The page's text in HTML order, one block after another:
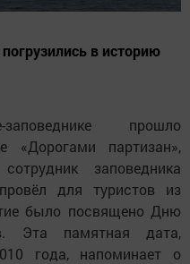
в историю
прошло
«Дорогами партизан»,
заповедника
для туристов из
было посвящено Дню
Эта памятная дата,
года, напоминает о